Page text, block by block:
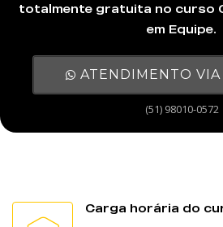
totalmente gratuita no curso
em Equipe.
ATENDIMENTO
(51) 98010-0572
Carga horária do